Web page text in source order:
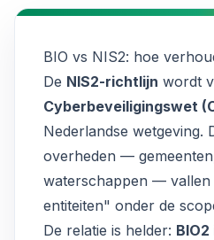
BIO vs NIS2: hoe
De NIS2-richtlijn wordt
Cyberbeveiligingswet
Nederlandse wetgeving.
overheden —
waterschappen — vallen
entiteiten" onder de
De relatie is helder: